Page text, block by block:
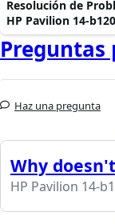
Resolución de
HP Pavilion 14-
Preguntas
Haz una pregunta
Why
HP Pavilion 14-